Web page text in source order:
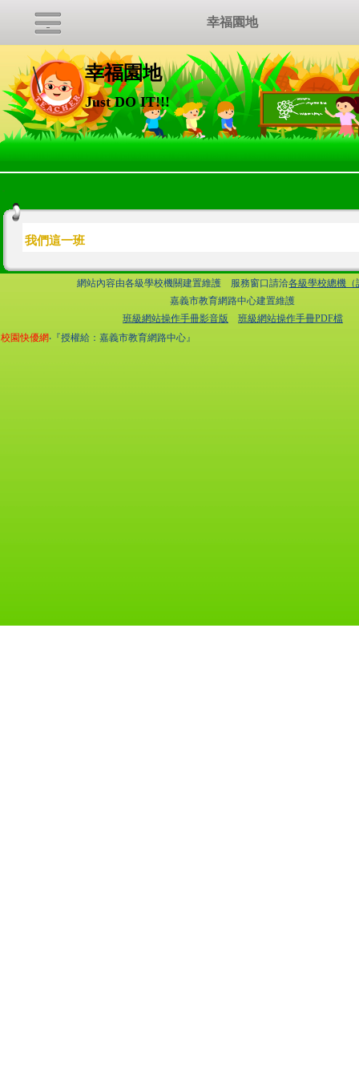
幸福園地
Just DO IT!!!
我們這一班
網站內容由各級學校機關建置維護 服務窗口請洽各級學校總機（
嘉義市教育網路中心建置維護
班級網站操作手冊影音版
班級網站操作手冊PDF檔
校園快優網‧『授權給：嘉義市教育網路中心』
幸福園地